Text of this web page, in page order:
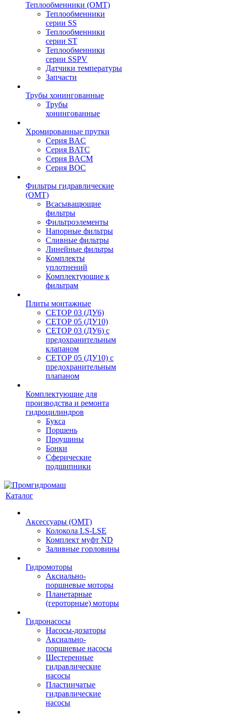
Теплообменники (OMT)
Теплообменники
серии SS
Теплообменники
серии ST
Теплообменники
серии SSPV
Датчики температуры
Запчасти
Трубы хонингованные
Трубы
хонингованные
Хромированные прутки
Серия BAC
Серия BATC
Серия BACM
Серия BOC
Фильтры гидравлические
(OMT)
Всасыващющие
фильтры
Фильтроэлементы
Напорные фильтры
Сливные фильтры
Линейные фильтры
Комплекты
уплотнений
Комплектующие к
фильтрам
Плиты монтажные
CЕТОР 03 (ДУ6)
CЕТОР 05 (ДУ10)
CЕТОР 03 (ДУ6) с
предохранительным
клапаном
CЕТОР 05 (ДУ10) с
предохранительным
плапаном
Комплектующие для
производства и ремонта
гидроцилиндров
Букса
Поршень
Проушины
Бонки
Сферические
подшипники
Каталог
Аксессуары (OMT)
Колокола LS-LSE
Комплект муфт ND
Заливные горловины
Гидромоторы
Аксиально-
поршневые моторы
Планетарные
(героторные) моторы
Гидронасосы
Насосы-дозаторы
Аксиально-
поршневые насосы
Шестеренные
гидравлические
насосы
Пластинчатые
гидравлические
насосы